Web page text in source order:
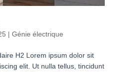
| Génie électrique
H2 Lorem ipsum dolor sit
elit. Ut nulla tellus, tincidunt